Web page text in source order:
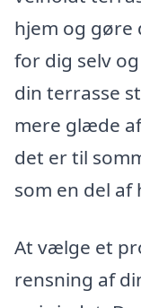
hjem og
for dig selv
din terrasse
mere glæde
det er til
som en del af
At vælge et
rensning af